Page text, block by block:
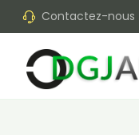
Contactez-nous